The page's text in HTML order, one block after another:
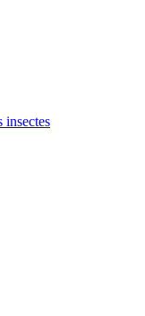
insectes